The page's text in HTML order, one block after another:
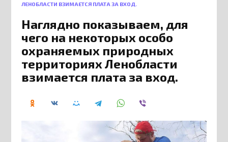
ЛЕНОБЛАСТИ ВЗИМАЕТСЯ ПЛАТА ЗА ВХОД.
Наглядно показываем, для
чего на некоторых особо
охраняемых природных
территориях Ленобласти
взимается плата за вход.